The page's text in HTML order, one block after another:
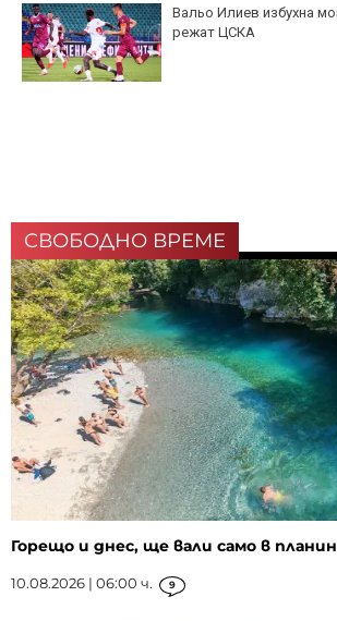
Вальо Илиев избухна
режат ЦСКА
СВОБОДНО ВРЕМЕ
Горещо и днес, ще вали само в
10.08.2026 | 06:00 ч. 9